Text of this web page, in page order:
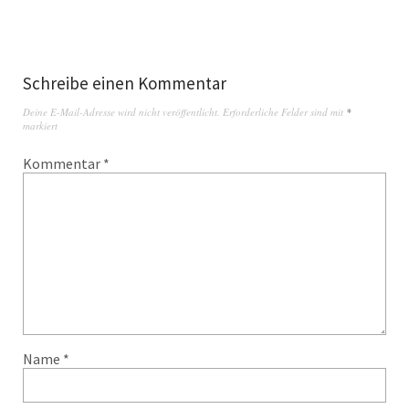
Schreibe einen Kommentar
Deine E-Mail-Adresse wird nicht veröffentlicht. Erforderliche Felder sind mit *
markiert
Kommentar *
Name *